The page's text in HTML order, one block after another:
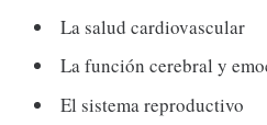
La salud cardiovascular
La función cerebral y
El sistema reproductivo